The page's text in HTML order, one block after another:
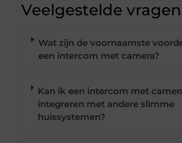
Veelgestelde vragen
Wat zijn de voornaamste
een intercom met camera?
Kan ik een intercom met
integreren met andere slimme
huissystemen?